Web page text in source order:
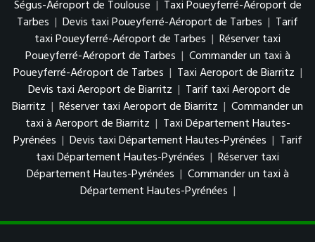
Ségus-Aéroport de Toulouse | Taxi Poueyferré-Aéroport de
Tarbes | Devis taxi Poueyferré-Aéroport de Tarbes | Tarif
taxi Poueyferré-Aéroport de Tarbes | Réserver taxi
Poueyferré-Aéroport de Tarbes | Commander un taxi à
Poueyferré-Aéroport de Tarbes | Taxi Aeroport de Biarritz |
Devis taxi Aeroport de Biarritz | Tarif taxi Aeroport de
Biarritz | Réserver taxi Aeroport de Biarritz | Commander un
taxi à Aeroport de Biarritz | Taxi Département Hautes-
Pyrénées | Devis taxi Département Hautes-Pyrénées | Tarif
taxi Département Hautes-Pyrénées | Réserver taxi
Département Hautes-Pyrénées | Commander un taxi à
Département Hautes-Pyrénées |